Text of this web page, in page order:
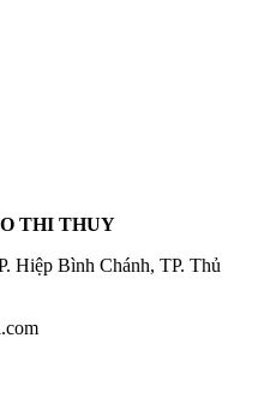
THI THUY
Bình Chánh, TP. Thủ